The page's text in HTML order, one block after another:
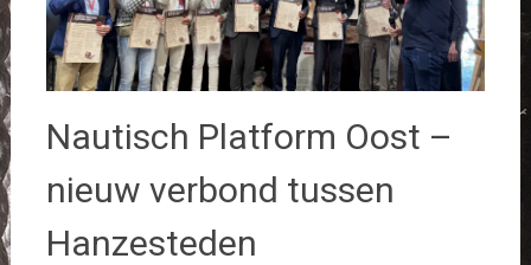
Nautisch Platform Oost –
nieuw verbond tussen
Hanzesteden